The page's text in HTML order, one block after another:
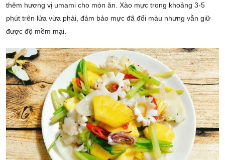
thêm hương vị umami cho món ăn. Xào mực trong khoảng 3-5
phút trên lửa vừa phải, đảm bảo mực đã đổi màu nhưng vẫn giữ
được độ mềm mại.